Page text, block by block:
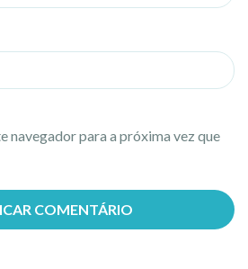
navegador para a próxima vez que